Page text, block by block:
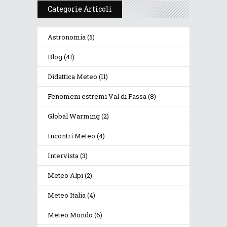
Categorie Articoli
Astronomia(5)
Blog(41)
Didattica Meteo (11)
Fenomeni estremi Val di Fassa(8)
Global Warming(2)
Incontri Meteo (4)
Intervista(3)
Meteo Alpi(2)
Meteo Italia(4)
Meteo Mondo (6)